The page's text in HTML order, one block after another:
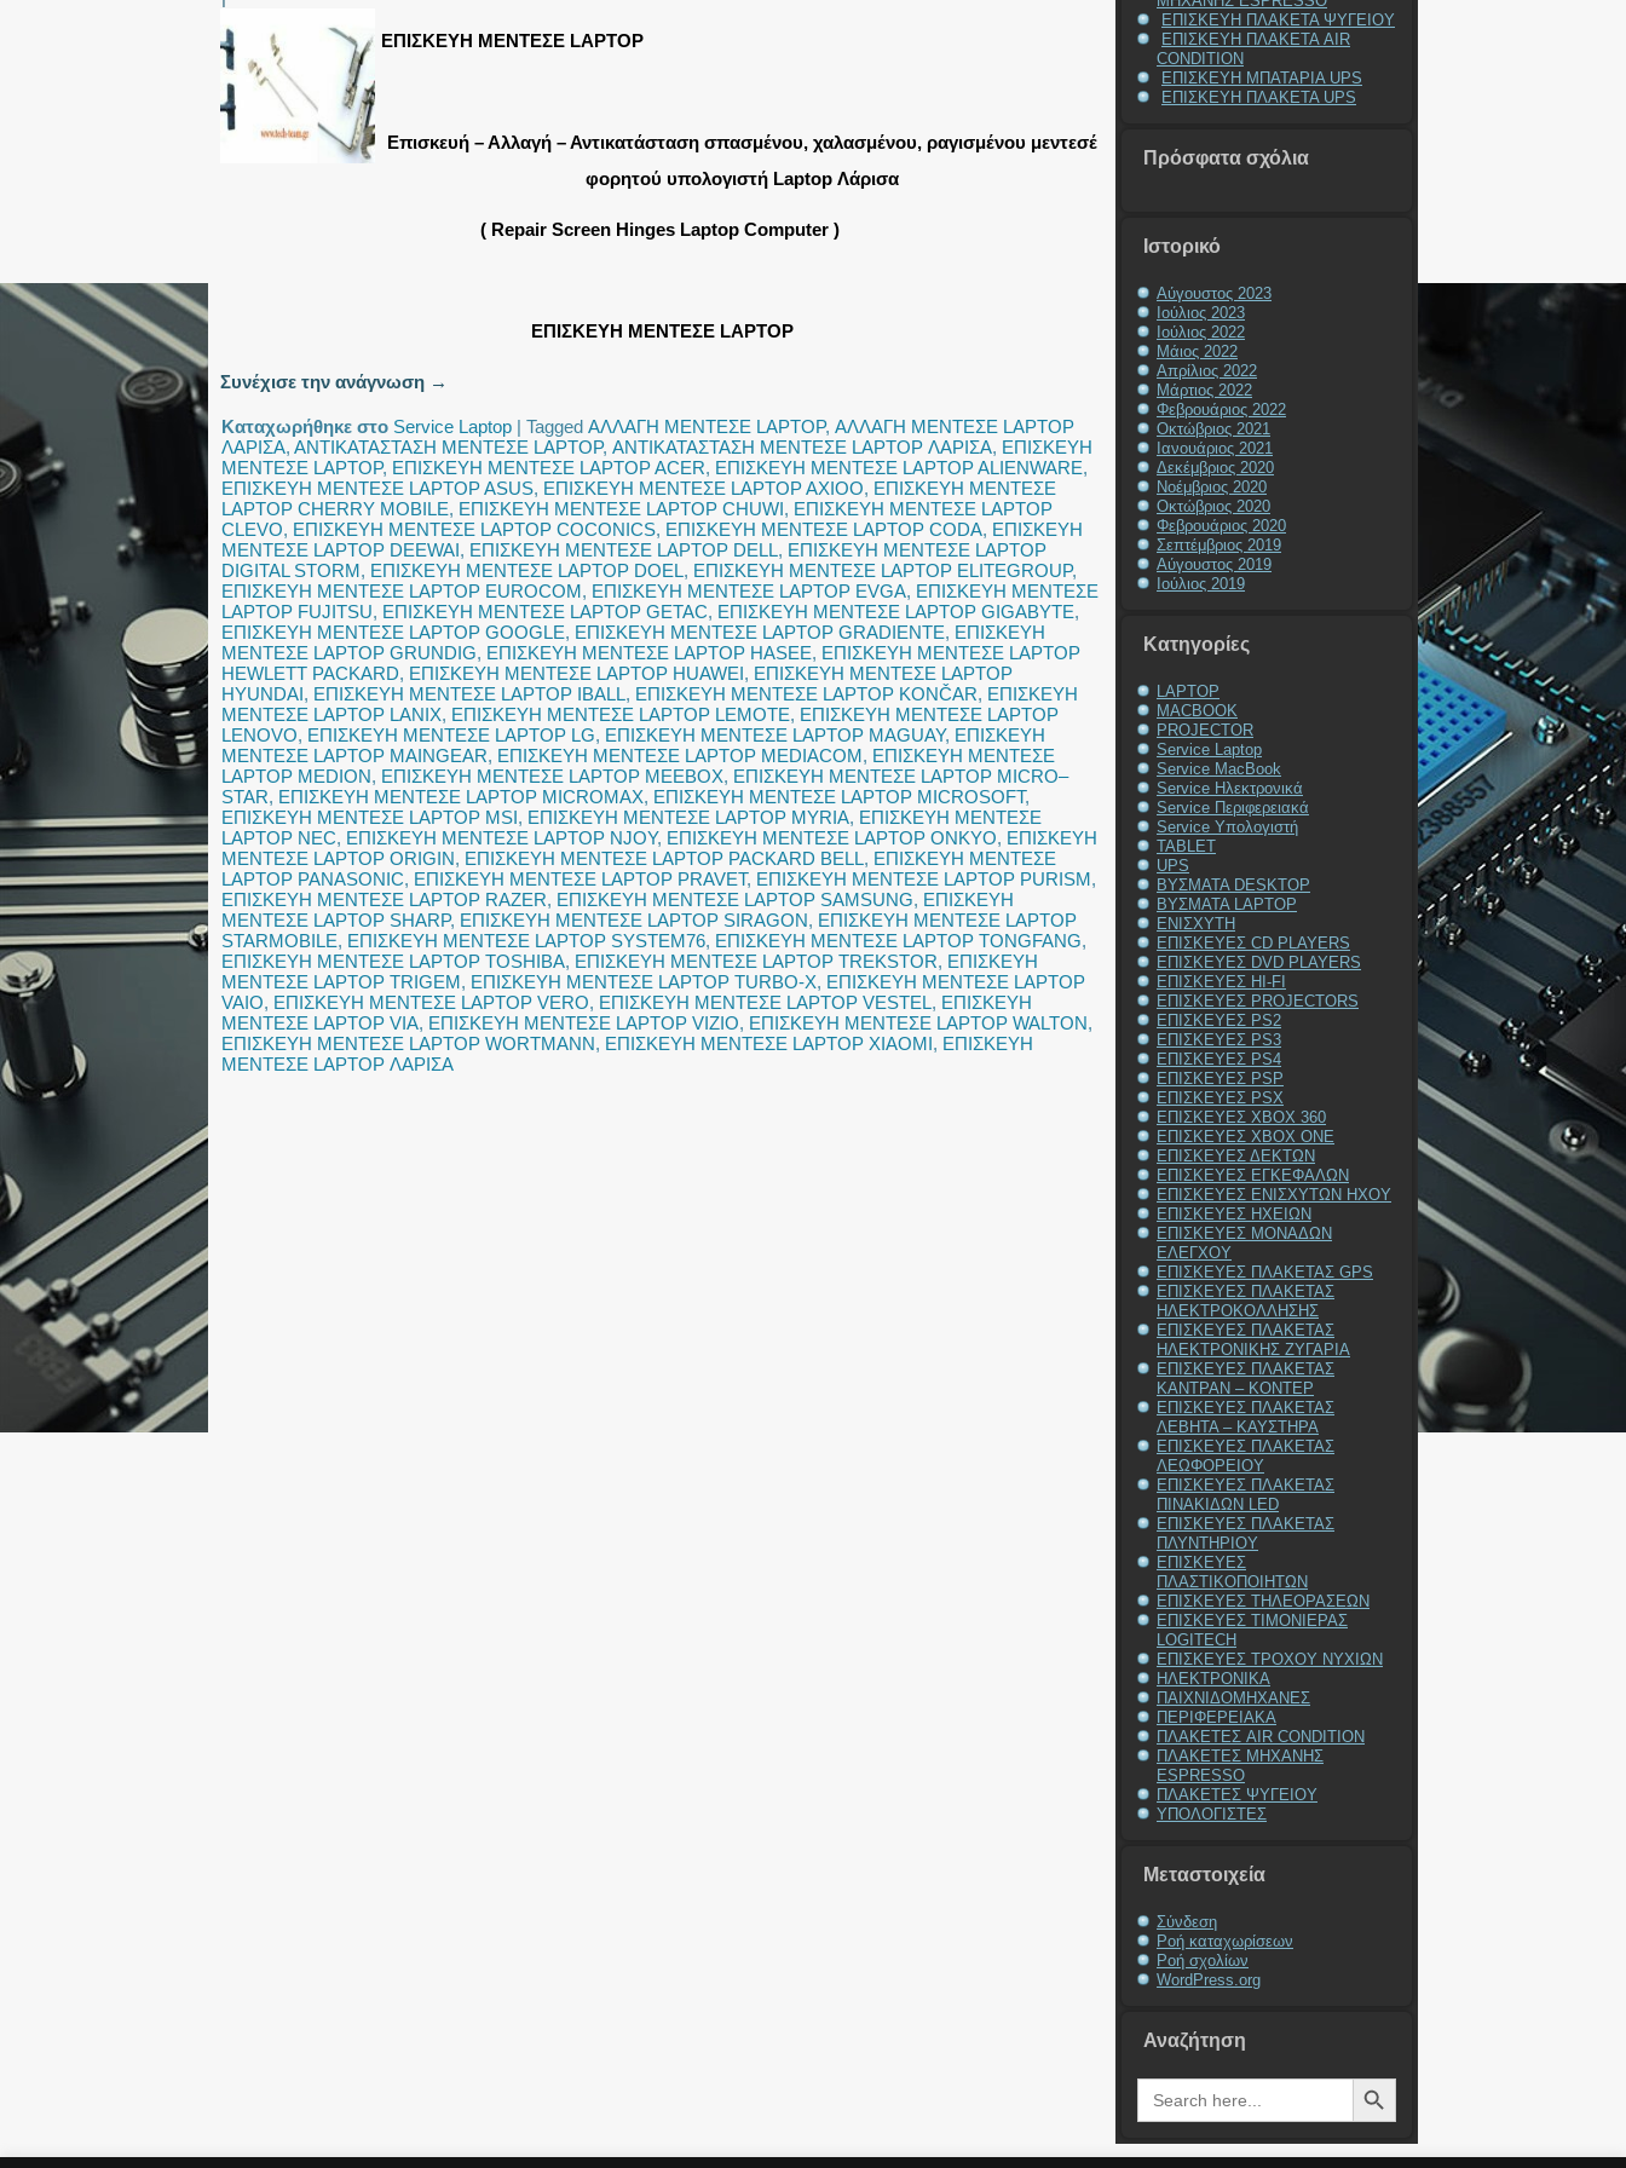
ΕΠΙΣΚΕΥΗ ΜΕΝΤΕΣΕ LAPTOP
Επισκευή – Αλλαγή – Αντικατάσταση σπασμένου, χαλασμένου, ραγισμένου μεντεσέ
φορητού υπολογιστή Laptop Λάρισα
( Repair Screen Hinges Laptop Computer )
ΕΠΙΣΚΕΥΗ ΜΕΝΤΕΣΕ LAPTOP
Συνέχισε την ανάγνωση →
Καταχωρήθηκε στο Service Laptop | Tagged ΑΛΛΑΓΗ ΜΕΝΤΕΣΕ LAPTOP, ΑΛΛΑΓΗ ΜΕΝΤΕΣΕ LAPTOP
ΛΑΡΙΣΑ, ΑΝΤΙΚΑΤΑΣΤΑΣΗ ΜΕΝΤΕΣΕ LAPTOP, ΑΝΤΙΚΑΤΑΣΤΑΣΗ ΜΕΝΤΕΣΕ LAPTOP ΛΑΡΙΣΑ, ΕΠΙΣΚΕΥΗ
ΜΕΝΤΕΣΕ LAPTOP, ΕΠΙΣΚΕΥΗ ΜΕΝΤΕΣΕ LAPTOP ACER, ΕΠΙΣΚΕΥΗ ΜΕΝΤΕΣΕ LAPTOP ALIENWARE,
ΕΠΙΣΚΕΥΗ ΜΕΝΤΕΣΕ LAPTOP ASUS, ΕΠΙΣΚΕΥΗ ΜΕΝΤΕΣΕ LAPTOP AXIOO, ΕΠΙΣΚΕΥΗ ΜΕΝΤΕΣΕ
LAPTOP CHERRY MOBILE, ΕΠΙΣΚΕΥΗ ΜΕΝΤΕΣΕ LAPTOP CHUWI, ΕΠΙΣΚΕΥΗ ΜΕΝΤΕΣΕ LAPTOP
CLEVO, ΕΠΙΣΚΕΥΗ ΜΕΝΤΕΣΕ LAPTOP COCONICS, ΕΠΙΣΚΕΥΗ ΜΕΝΤΕΣΕ LAPTOP CODA, ΕΠΙΣΚΕΥΗ
ΜΕΝΤΕΣΕ LAPTOP DEEWAI, ΕΠΙΣΚΕΥΗ ΜΕΝΤΕΣΕ LAPTOP DELL, ΕΠΙΣΚΕΥΗ ΜΕΝΤΕΣΕ LAPTOP
DIGITAL STORM, ΕΠΙΣΚΕΥΗ ΜΕΝΤΕΣΕ LAPTOP DOEL, ΕΠΙΣΚΕΥΗ ΜΕΝΤΕΣΕ LAPTOP ELITEGROUP,
ΕΠΙΣΚΕΥΗ ΜΕΝΤΕΣΕ LAPTOP EUROCOM, ΕΠΙΣΚΕΥΗ ΜΕΝΤΕΣΕ LAPTOP EVGA, ΕΠΙΣΚΕΥΗ ΜΕΝΤΕΣΕ
LAPTOP FUJITSU, ΕΠΙΣΚΕΥΗ ΜΕΝΤΕΣΕ LAPTOP GETAC, ΕΠΙΣΚΕΥΗ ΜΕΝΤΕΣΕ LAPTOP GIGABYTE,
ΕΠΙΣΚΕΥΗ ΜΕΝΤΕΣΕ LAPTOP GOOGLE, ΕΠΙΣΚΕΥΗ ΜΕΝΤΕΣΕ LAPTOP GRADIENTE, ΕΠΙΣΚΕΥΗ
ΜΕΝΤΕΣΕ LAPTOP GRUNDIG, ΕΠΙΣΚΕΥΗ ΜΕΝΤΕΣΕ LAPTOP HASEE, ΕΠΙΣΚΕΥΗ ΜΕΝΤΕΣΕ LAPTOP
HEWLETT PACKARD, ΕΠΙΣΚΕΥΗ ΜΕΝΤΕΣΕ LAPTOP HUAWEI, ΕΠΙΣΚΕΥΗ ΜΕΝΤΕΣΕ LAPTOP
HYUNDAI, ΕΠΙΣΚΕΥΗ ΜΕΝΤΕΣΕ LAPTOP IBALL, ΕΠΙΣΚΕΥΗ ΜΕΝΤΕΣΕ LAPTOP KONČAR, ΕΠΙΣΚΕΥΗ
ΜΕΝΤΕΣΕ LAPTOP LANIX, ΕΠΙΣΚΕΥΗ ΜΕΝΤΕΣΕ LAPTOP LEMOTE, ΕΠΙΣΚΕΥΗ ΜΕΝΤΕΣΕ LAPTOP
LENOVO, ΕΠΙΣΚΕΥΗ ΜΕΝΤΕΣΕ LAPTOP LG, ΕΠΙΣΚΕΥΗ ΜΕΝΤΕΣΕ LAPTOP MAGUAY, ΕΠΙΣΚΕΥΗ
ΜΕΝΤΕΣΕ LAPTOP MAINGEAR, ΕΠΙΣΚΕΥΗ ΜΕΝΤΕΣΕ LAPTOP MEDIACOM, ΕΠΙΣΚΕΥΗ ΜΕΝΤΕΣΕ
LAPTOP MEDION, ΕΠΙΣΚΕΥΗ ΜΕΝΤΕΣΕ LAPTOP MEEBOX, ΕΠΙΣΚΕΥΗ ΜΕΝΤΕΣΕ LAPTOP MICRO–
STAR, ΕΠΙΣΚΕΥΗ ΜΕΝΤΕΣΕ LAPTOP MICROMAX, ΕΠΙΣΚΕΥΗ ΜΕΝΤΕΣΕ LAPTOP MICROSOFT,
ΕΠΙΣΚΕΥΗ ΜΕΝΤΕΣΕ LAPTOP MSI, ΕΠΙΣΚΕΥΗ ΜΕΝΤΕΣΕ LAPTOP MYRIA, ΕΠΙΣΚΕΥΗ ΜΕΝΤΕΣΕ
LAPTOP NEC, ΕΠΙΣΚΕΥΗ ΜΕΝΤΕΣΕ LAPTOP NJOY, ΕΠΙΣΚΕΥΗ ΜΕΝΤΕΣΕ LAPTOP ONKYO, ΕΠΙΣΚΕΥΗ
ΜΕΝΤΕΣΕ LAPTOP ORIGIN, ΕΠΙΣΚΕΥΗ ΜΕΝΤΕΣΕ LAPTOP PACKARD BELL, ΕΠΙΣΚΕΥΗ ΜΕΝΤΕΣΕ
LAPTOP PANASONIC, ΕΠΙΣΚΕΥΗ ΜΕΝΤΕΣΕ LAPTOP PRAVET, ΕΠΙΣΚΕΥΗ ΜΕΝΤΕΣΕ LAPTOP PURISM,
ΕΠΙΣΚΕΥΗ ΜΕΝΤΕΣΕ LAPTOP RAZER, ΕΠΙΣΚΕΥΗ ΜΕΝΤΕΣΕ LAPTOP SAMSUNG, ΕΠΙΣΚΕΥΗ
ΜΕΝΤΕΣΕ LAPTOP SHARP, ΕΠΙΣΚΕΥΗ ΜΕΝΤΕΣΕ LAPTOP SIRAGON, ΕΠΙΣΚΕΥΗ ΜΕΝΤΕΣΕ LAPTOP
STARMOBILE, ΕΠΙΣΚΕΥΗ ΜΕΝΤΕΣΕ LAPTOP SYSTEM76, ΕΠΙΣΚΕΥΗ ΜΕΝΤΕΣΕ LAPTOP TONGFANG,
ΕΠΙΣΚΕΥΗ ΜΕΝΤΕΣΕ LAPTOP TOSHIBA, ΕΠΙΣΚΕΥΗ ΜΕΝΤΕΣΕ LAPTOP TREKSTOR, ΕΠΙΣΚΕΥΗ
ΜΕΝΤΕΣΕ LAPTOP TRIGEM, ΕΠΙΣΚΕΥΗ ΜΕΝΤΕΣΕ LAPTOP TURBO-X, ΕΠΙΣΚΕΥΗ ΜΕΝΤΕΣΕ LAPTOP
VAIO, ΕΠΙΣΚΕΥΗ ΜΕΝΤΕΣΕ LAPTOP VERO, ΕΠΙΣΚΕΥΗ ΜΕΝΤΕΣΕ LAPTOP VESTEL, ΕΠΙΣΚΕΥΗ
ΜΕΝΤΕΣΕ LAPTOP VIA, ΕΠΙΣΚΕΥΗ ΜΕΝΤΕΣΕ LAPTOP VIZIO, ΕΠΙΣΚΕΥΗ ΜΕΝΤΕΣΕ LAPTOP WALTON,
ΕΠΙΣΚΕΥΗ ΜΕΝΤΕΣΕ LAPTOP WORTMANN, ΕΠΙΣΚΕΥΗ ΜΕΝΤΕΣΕ LAPTOP XIAOMI, ΕΠΙΣΚΕΥΗ
ΜΕΝΤΕΣΕ LAPTOP ΛΑΡΙΣΑ
ΕΠΙΣΚΕΥΗ ΠΛΑΚΕΤΑ ΨΥΓΕΙΟΥ
ΕΠΙΣΚΕΥΗ ΠΛΑΚΕΤΑ AIR
CONDITION
ΕΠΙΣΚΕΥΗ ΜΠΑΤΑΡΙΑ UPS
ΕΠΙΣΚΕΥΗ ΠΛΑΚΕΤΑ UPS
Πρόσφατα σχόλια
Ιστορικό
Αύγουστος 2023
Ιούλιος 2023
Ιούλιος 2022
Μάιος 2022
Απρίλιος 2022
Μάρτιος 2022
Φεβρουάριος 2022
Οκτώβριος 2021
Ιανουάριος 2021
Δεκέμβριος 2020
Νοέμβριος 2020
Οκτώβριος 2020
Φεβρουάριος 2020
Σεπτέμβριος 2019
Αύγουστος 2019
Ιούλιος 2019
Kατηγορίες
LAPTOP
MACBOOK
PROJECTOR
Service Laptop
Service MacBook
Service Ηλεκτρονικά
Service Περιφερειακά
Service Υπολογιστή
TABLET
UPS
ΒΥΣΜΑΤΑ DESKTOP
ΒΥΣΜΑΤΑ LAPTOP
ΕΝΙΣΧΥΤΗ
ΕΠΙΣΚΕΥΕΣ CD PLAYERS
ΕΠΙΣΚΕΥΕΣ DVD PLAYERS
ΕΠΙΣΚΕΥΕΣ HI-FI
ΕΠΙΣΚΕΥΕΣ PROJECTORS
ΕΠΙΣΚΕΥΕΣ PS2
ΕΠΙΣΚΕΥΕΣ PS3
ΕΠΙΣΚΕΥΕΣ PS4
ΕΠΙΣΚΕΥΕΣ PSP
ΕΠΙΣΚΕΥΕΣ PSX
ΕΠΙΣΚΕΥΕΣ XBOX 360
ΕΠΙΣΚΕΥΕΣ XBOX ONE
ΕΠΙΣΚΕΥΕΣ ΔΕΚΤΩΝ
ΕΠΙΣΚΕΥΕΣ ΕΓΚΕΦΑΛΩΝ
ΕΠΙΣΚΕΥΕΣ ΕΝΙΣΧΥΤΩΝ ΗΧΟΥ
ΕΠΙΣΚΕΥΕΣ ΗΧΕΙΩΝ
ΕΠΙΣΚΕΥΕΣ ΜΟΝΑΔΩΝ
ΕΛΕΓΧΟΥ
ΕΠΙΣΚΕΥΕΣ ΠΛΑΚΕΤΑΣ GPS
ΕΠΙΣΚΕΥΕΣ ΠΛΑΚΕΤΑΣ
ΗΛΕΚΤΡΟΚΟΛΛΗΣΗΣ
ΕΠΙΣΚΕΥΕΣ ΠΛΑΚΕΤΑΣ
ΗΛΕΚΤΡΟΝΙΚΗΣ ΖΥΓΑΡΙΑ
ΕΠΙΣΚΕΥΕΣ ΠΛΑΚΕΤΑΣ
ΚΑΝΤΡΑΝ – ΚΟΝΤΕΡ
ΕΠΙΣΚΕΥΕΣ ΠΛΑΚΕΤΑΣ
ΛΕΒΗΤΑ – ΚΑΥΣΤΗΡΑ
ΕΠΙΣΚΕΥΕΣ ΠΛΑΚΕΤΑΣ
ΛΕΩΦΟΡΕΙΟΥ
ΕΠΙΣΚΕΥΕΣ ΠΛΑΚΕΤΑΣ
ΠΙΝΑΚΙΔΩΝ LED
ΕΠΙΣΚΕΥΕΣ ΠΛΑΚΕΤΑΣ
ΠΛΥΝΤΗΡΙΟΥ
ΕΠΙΣΚΕΥΕΣ
ΠΛΑΣΤΙΚΟΠΟΙΗΤΩΝ
ΕΠΙΣΚΕΥΕΣ ΤΗΛΕΟΡΑΣΕΩΝ
ΕΠΙΣΚΕΥΕΣ ΤΙΜΟΝΙΕΡΑΣ
LOGITECH
ΕΠΙΣΚΕΥΕΣ ΤΡΟΧΟΥ ΝΥΧΙΩΝ
ΗΛΕΚΤΡΟΝΙΚΑ
ΠΑΙΧΝΙΔΟΜΗΧΑΝΕΣ
ΠΕΡΙΦΕΡΕΙΑΚΑ
ΠΛΑΚΕΤΕΣ AIR CONDITION
ΠΛΑΚΕΤΕΣ ΜΗΧΑΝΗΣ
ESPRESSO
ΠΛΑΚΕΤΕΣ ΨΥΓΕΙΟΥ
ΥΠΟΛΟΓΙΣΤΕΣ
Μεταστοιχεία
Σύνδεση
Ροή καταχωρίσεων
Ροή σχολίων
WordPress.org
Αναζήτηση
Search
for:
Search Button